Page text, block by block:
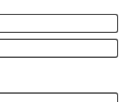
a Fernando Palma Rogers
al Director de La Segunda
"Por la Anécdota a la Historia"
Espejo a Jorge Alessandri
a Ramón Álvarez Goldsack